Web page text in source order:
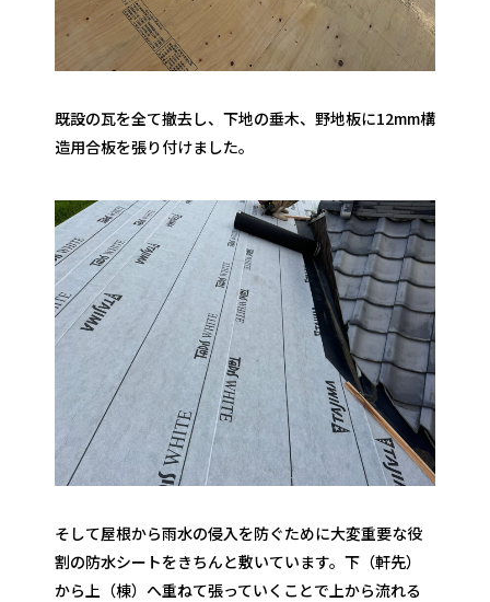
既設の瓦を全て撤去し、下地の垂木、野地板に12mm構
造用合板を張り付けました。
そして屋根から雨水の侵入を防ぐために大変重要な役
割の防水シートをきちんと敷いています。下（軒先）
から上（棟）へ重ねて張っていくことで上から流れる